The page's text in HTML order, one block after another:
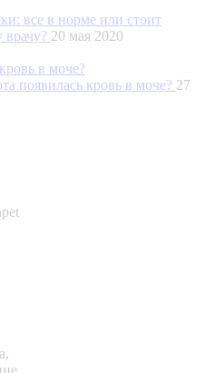
все в норме или стоит
врачу? 20 мая 2020
появилась кровь в моче? 27